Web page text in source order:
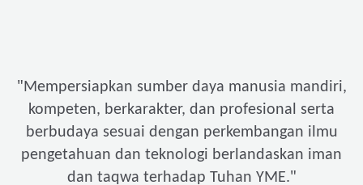
"Mempersiapkan sumber daya manusia mandiri,
kompeten, berkarakter, dan profesional serta
berbudaya sesuai dengan perkembangan ilmu
pengetahuan dan teknologi berlandaskan iman
dan taqwa terhadap Tuhan YME."